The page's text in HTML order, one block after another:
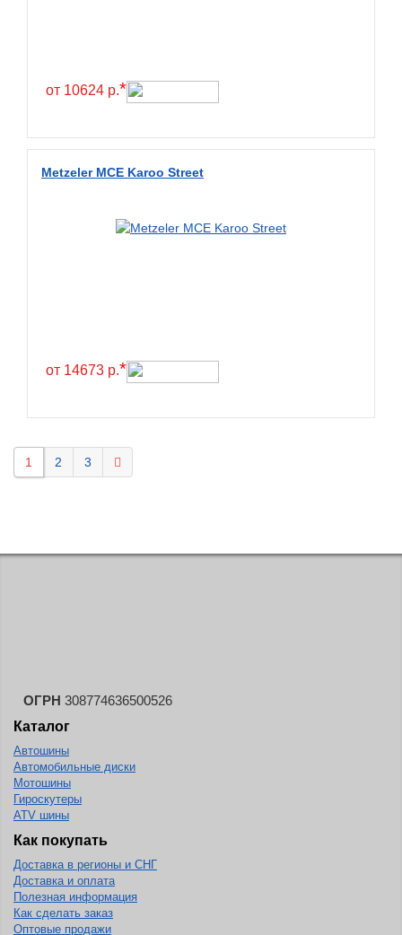
от 10624 р.*
Metzeler MCE Karoo Street
от 14673 р.*
1 2 3
ОГРН 308774636500526
Каталог
Автошины
Автомобильные диски
Мотошины
Гироскутеры
ATV шины
Как покупать
Доставка в регионы и СНГ
Доставка и оплата
Полезная информация
Как сделать заказ
Оптовые продажи